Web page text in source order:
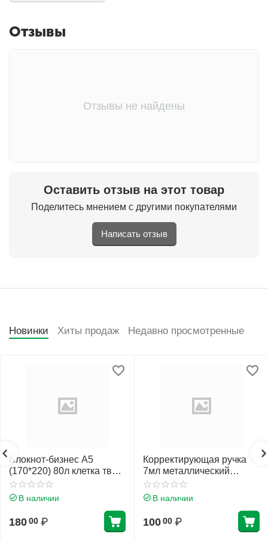
Отзывы
Отзывы не найдены
Оставить отзыв на этот товар
Поделитесь мнением с другими покупателями
Написать отзыв
Новинки Хиты продаж Недавно просмотренные
Блокнот-бизнес А5
(170*220) 80л клетка тв
обл 7Бц Проф-Пресс
Нежные листья глянц лам
В наличии
180 00 ₽
Корректирующая ручка
7мл металлический
наконечник Erich Krause
Стандарт 55989
В наличии
100 00 ₽